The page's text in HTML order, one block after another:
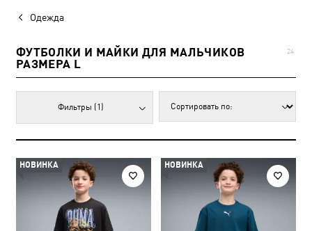
Одежда
ФУТБОЛКИ И МАЙКИ ДЛЯ МАЛЬЧИКОВ
РАЗМЕРА L
24
Фильтры (1)
НОВИНКА НОВИНКА